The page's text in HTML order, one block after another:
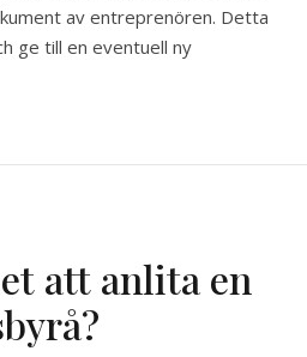
av entreprenören. Detta
ge till en eventuell ny
att anlita en